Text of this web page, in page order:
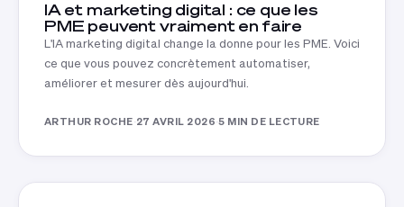
IA et marketing digital : ce que les
PME peuvent vraiment en faire
L'IA marketing digital change la donne pour les PME. Voici
ce que vous pouvez concrètement automatiser,
améliorer et mesurer dès aujourd'hui.
ARTHUR ROCHE·27 AVRIL 2026·5 MIN DE LECTURE